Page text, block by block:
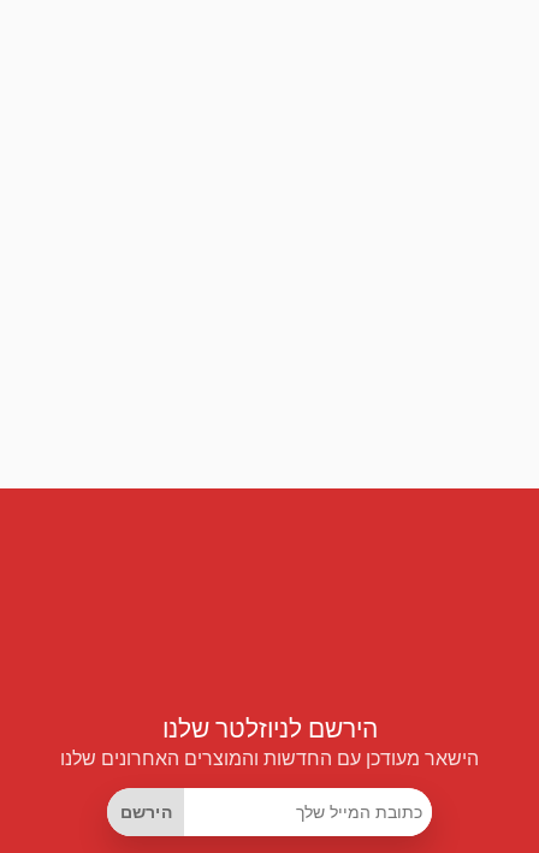
הירשם לניוזלטר שלנו
הישאר מעודכן עם החדשות והמוצרים האחרונים שלנו
הירשם